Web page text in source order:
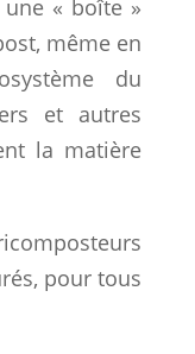
une « boîte »
même en
du
et autres
la matière
pour tous